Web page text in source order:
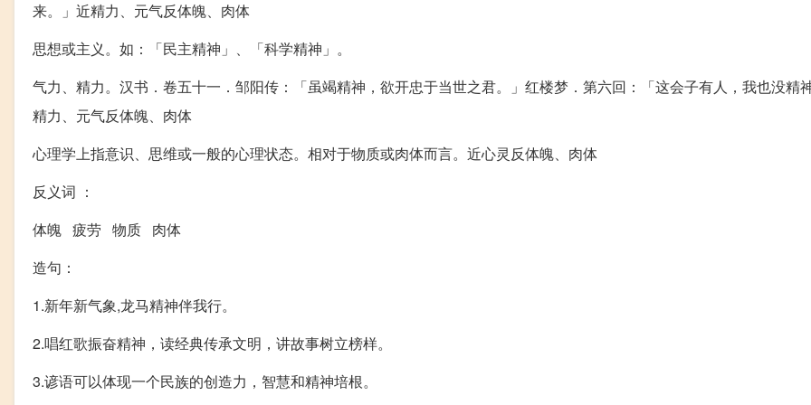
来。」近精力、元气反体魄、肉体
思想或主义。如：「民主精神」、「科学精神」。
气力、精力。汉书．卷五十一．邹阳传：「虽竭精神，欲开忠于当世之君。」红楼梦．第六回：「这会子有人，我也没精
精力、元气反体魄、肉体
心理学上指意识、思维或一般的心理状态。相对于物质或肉体而言。近心灵反体魄、肉体
反义词 ：
体魄 疲劳 物质 肉体
造句：
1.新年新气象,龙马精神伴我行。
2.唱红歌振奋精神，读经典传承文明，讲故事树立榜样。
3.谚语可以体现一个民族的创造力，智慧和精神培根。